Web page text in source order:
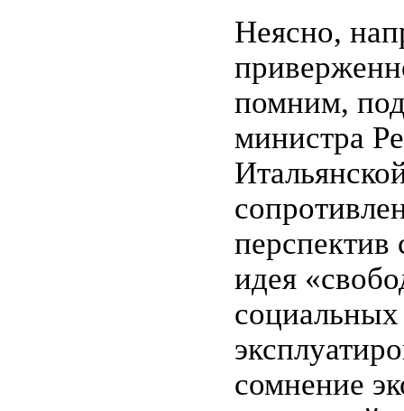
Неясно,
помним,
министра
перспектив
идея
сомнение